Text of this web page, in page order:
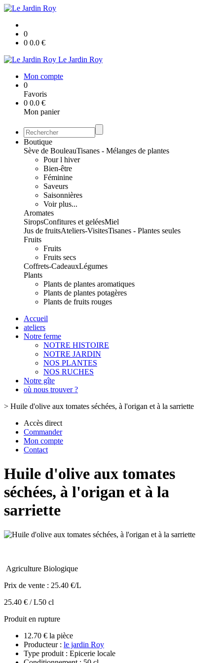
0
0 0.0 €
Le Jardin Roy
Mon compte
0
Favoris
0 0.0 €
Mon panier
Boutique
Sève de BouleauTisanes - Mélanges de plantes
Pour l hiver
Bien-être
Féminine
Saveurs
Saisonnières
Voir plus...
Aromates
SiropsConfitures et geléesMiel
Jus de fruitsAteliers-VisitesTisanes - Plantes seules
Fruits
Fruits
Fruits secs
Coffrets-CadeauxLégumes
Plants
Plants de plantes aromatiques
Plants de plantes potagères
Plants de fruits rouges
Accueil
ateliers
Notre ferme
NOTRE HISTOIRE
NOTRE JARDIN
NOS PLANTES
NOS RUCHES
Notre gîte
où nous trouver ?
> Huile d'olive aux tomates séchées, à l'origan et à la sarriette
Accès direct
Commander
Mon compte
Contact
Huile d'olive aux tomates
séchées, à l'origan et à la
sarriette
Agriculture Biologique
Prix de vente : 25.40 €/L
25.40 € / L50 cl
Produit en rupture
12.70 € la pièce
Producteur : le jardin Roy
Type produit : Epicerie locale